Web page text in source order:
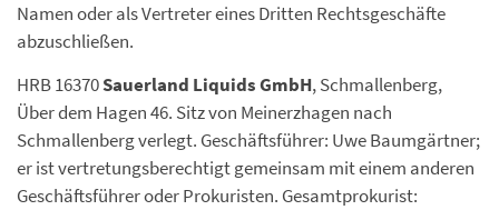
Namen oder als Vertreter eines Dritten Rechtsgeschäfte
abzuschließen.
HRB 16370Sauerland Liquids GmbH, Schmallenberg,
Über dem Hagen 46. Sitz von Meinerzhagen nach
Schmallenberg verlegt. Geschäftsführer: Uwe Baumgärtner;
er ist vertretungsberechtigt gemeinsam mit einem anderen
Geschäftsführer oder Prokuristen. Gesamtprokurist: